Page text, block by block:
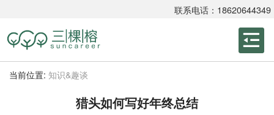
联系电话：18620644349
当前位置: 知识&趣谈
猎头如何写好年终总结